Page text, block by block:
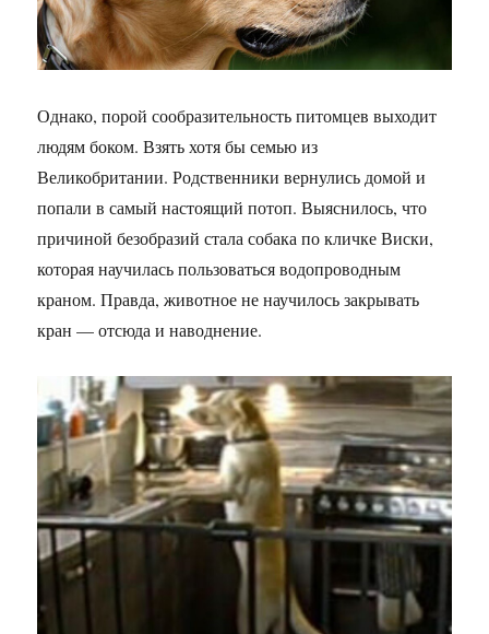
Однако, порой сообразительность питомцев выходит
людям боком. Взять хотя бы семью из
Великобритании. Родственники вернулись домой и
попали в самый настоящий потоп. Выяснилось, что
причиной безобразий стала собака по кличке Виски,
которая научилась пользоваться водопроводным
краном. Правда, животное не научилось закрывать
кран — отсюда и наводнение.